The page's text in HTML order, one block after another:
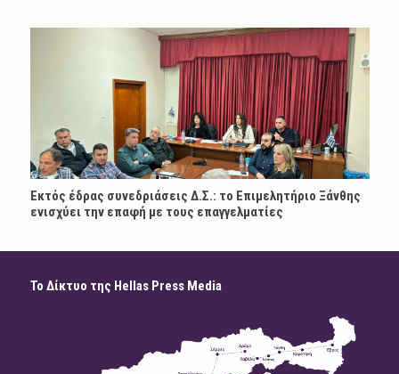
Εκτός έδρας συνεδριάσεις Δ.Σ.: το Επιμελητήριο Ξάνθης
ενισχύει την επαφή με τους επαγγελματίες
Το Δίκτυο της Hellas Press Media